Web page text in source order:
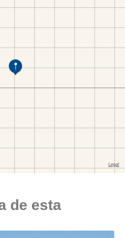
de esta